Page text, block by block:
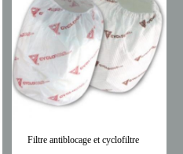
Filtre antiblocage et cyclofiltre